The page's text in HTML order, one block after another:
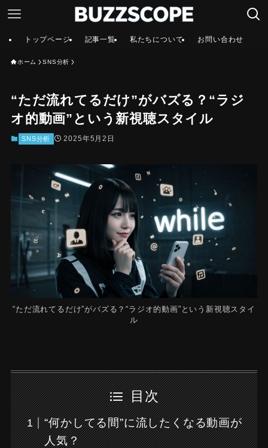
トップページ 記事一覧 私たちについて お問い合わせ
ホーム SNS分析
“ただ流れてるだけ”がバズる？“ラジ
オ的動画”という新視聴スタイル
SNS分析 2025年5月2日
“ただ流れてるだけ”がバズる？“ラジオ的動画”という新視聴スタイ
ル
目次
“何かしてる間”に流したくなる動画が
人気？